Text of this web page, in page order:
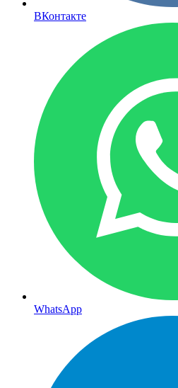
ВКонтакте
WhatsApp